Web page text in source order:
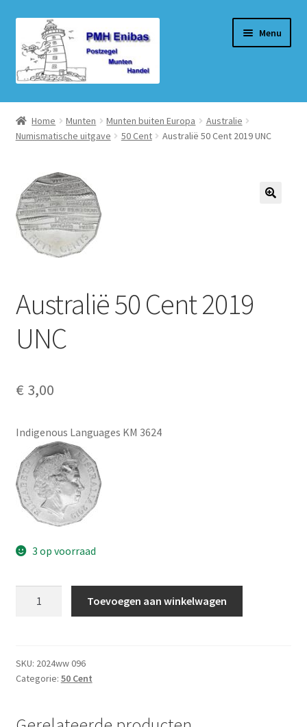
door
naar
navigatie
naar
de
inhoud
Menu
Home
Beurzen
Winkel
Winkelmand
Afrekenen
Home Munten Munten buiten Europa
Australie
Numismatische uitgave
50 Cent Australië 50 Cent 2019 UNC
Australië 50 Cent 2019
UNC
€ 3,00
Indigenous Languages KM 3624
3 op voorraad
UNC
aantal
Toevoegen aan winkelwagen
SKU: 2024ww 096
Categorie: 50 Cent